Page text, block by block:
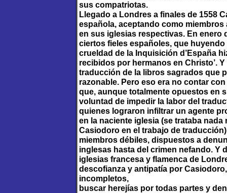
sus compatriotas.
Llegado a Londres a finales de 1558
española, aceptando como
en sus iglesias respectivas. En enero
ciertos fieles españoles, que
crueldad de la Inquisición d’España
recibidos por hermanos en Christo’.
traducción de la libros sagrados que
razonable. Pero eso era no contar
que, aunque totalmente opuestos en
voluntad de impedir la labor del
quienes lograron infiltrar un agente
en la naciente iglesia (se trataba
Casiodoro en el trabajo de
miembros débiles, dispuestos a
inglesas hasta del crimen nefando. Y
iglesias francesa y flamenca de
descofianza y antipatía por
incompletos,
buscar herejías por todas partes y